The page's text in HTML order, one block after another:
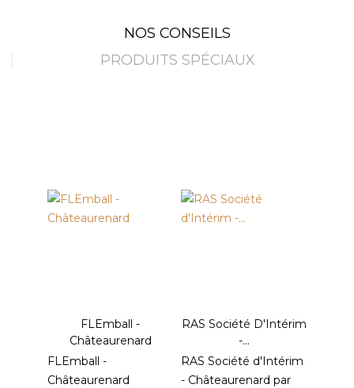
NOS CONSEILS
PRODUITS SPÉCIAUX
FLEmball -
Châteaurenard
FLEmball -
Châteaurenard
RAS Société D'Intérim
-...
RAS Société d'Intérim
- Châteaurenard par